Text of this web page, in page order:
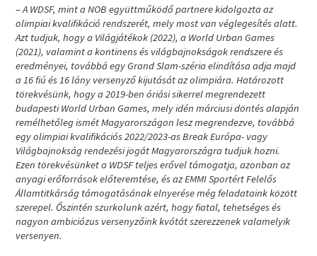
–A WDSF, mint a NOB együttműködő partnere kidolgozta az
olimpiai kvalifikáció rendszerét, mely most van véglegesítés alatt.
Azt tudjuk, hogy a Világjátékok (2022), a World Urban Games
(2021), valamint a kontinens és világbajnokságok rendszere és
eredményei, továbbá egy Grand Slam-széria elindítása adja majd
a 16 fiú és 16 lány versenyző kijutását az olimpiára. Határozott
törekvésünk, hogy a 2019-ben óriási sikerrel megrendezett
budapesti World Urban Games, mely idén márciusi döntés alapján
remélhetőleg ismét Magyarországon lesz megrendezve, továbbá
egy olimpiai kvalifikációs 2022/2023-as Break Európa- vagy
Világbajnokság rendezési jogát Magyarországra tudjuk hozni.
Ezen törekvésünket a WDSF teljes erővel támogatja, azonban az
anyagi erőforrások előteremtése, és az EMMI Sportért Felelős
Államtitkárság támogatásának elnyerése még feladataink között
szerepel. Őszintén szurkolunk azért, hogy fiatal, tehetséges és
nagyon ambiciózus versenyzőink kvótát szerezzenek valamelyik
versenyen.